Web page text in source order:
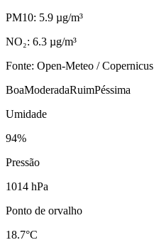
PM10: 5.9 µg/m³
NO₂: 6.3 µg/m³
Fonte: Open-Meteo / Copernicus
BoaModeradaRuimPéssima
Umidade
94%
Pressão
1014 hPa
Ponto de orvalho
18.7°C